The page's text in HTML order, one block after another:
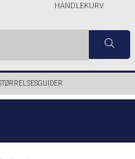
HANDLEKURV